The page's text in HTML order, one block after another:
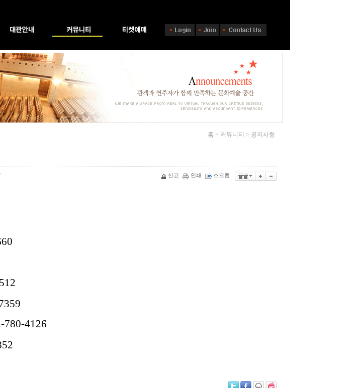
홈 > 커뮤니티 > 공지사항
신고 인쇄 스크랩
780-4126